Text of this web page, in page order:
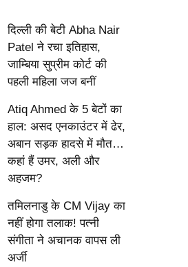
दिल्ली की बेटी Abha Nair
Patel ने रचा इतिहास,
जाम्बिया सुप्रीम कोर्ट की
पहली महिला जज बनीं
Atiq Ahmed के 5 बेटों का
हाल: असद एनकाउंटर में ढेर,
अबान सड़क हादसे में मौत…
कहां हैं उमर, अली और
अहजम?
तमिलनाडु के CM Vijay का
नहीं होगा तलाक! पत्नी
संगीता ने अचानक वापस ली
अर्जी